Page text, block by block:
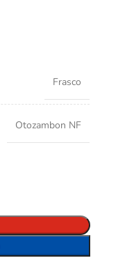
Frasco
Otozambon NF